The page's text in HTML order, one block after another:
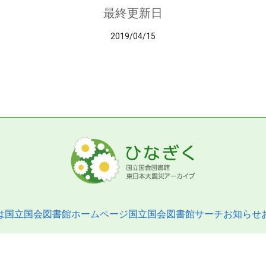
最終更新日
2019/04/15
国立国会図書館ホームページ国立国会図書館サーチお知らせ